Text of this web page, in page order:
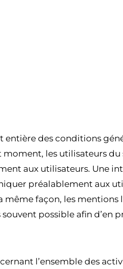
des conditions
les utilisateurs
aux utilisateurs. Une
préalablement aux
façon, les
possible afin d’en
l’ensemble des